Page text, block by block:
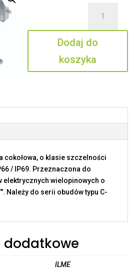
06
LS2
Dodaj do
koszyka
cokołowa, o klasie szczelności
/ IP69. Przeznaczona do
elektrycznych wielopinowych o
Należy do serii obudów typu C-
ILME